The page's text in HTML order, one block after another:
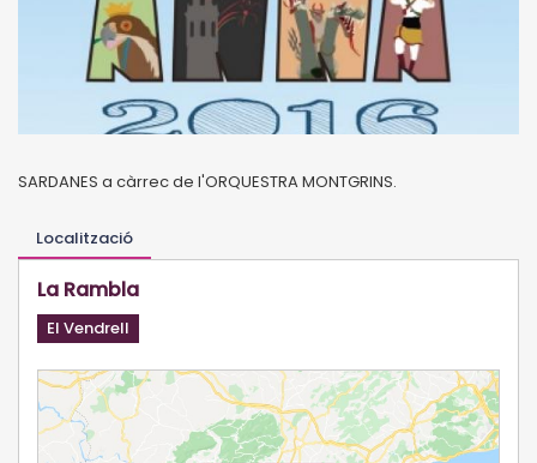
SARDANES a càrrec de l'ORQUESTRA MONTGRINS.
Localització
La Rambla
El Vendrell